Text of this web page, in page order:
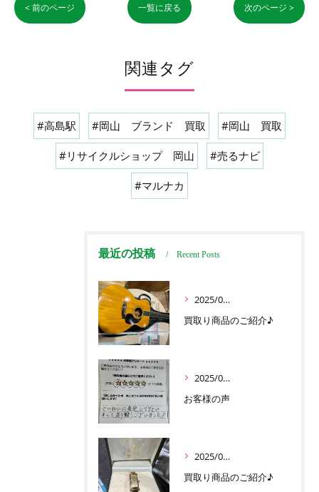
< 前のページ 一覧に戻る 次のページ >
関連タグ
#高島駅 #岡山 ブランド 買取 #岡山 買取
#リサイクルショップ 岡山 #売るナビ
#マルナカ
最近の投稿 Recent Posts
2025/06/17
買取り商品のご紹介♪
2025/06/16
お客様の声
2025/05/30
買取り商品のご紹介♪